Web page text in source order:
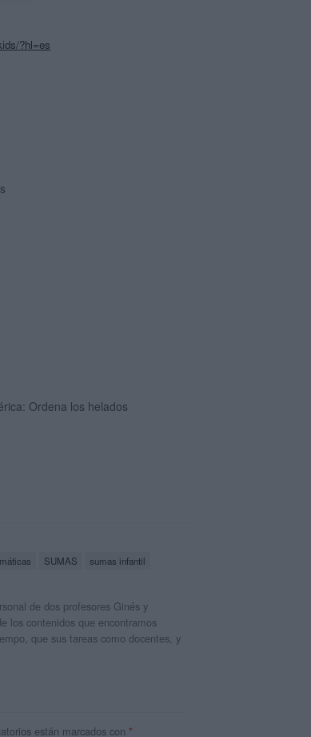
?hl=es
Ordena los helados
SUMAS sumas infantil
de dos profesores Ginés y
los contenidos que encontramos
que sus tareas como docentes, y
están marcados con *